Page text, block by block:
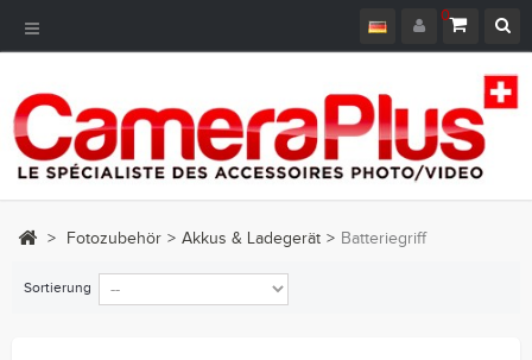
0
Toggle
Navigation
> Fotozubehör > Akkus & Ladegerät > Batteriegriff
Sortierung